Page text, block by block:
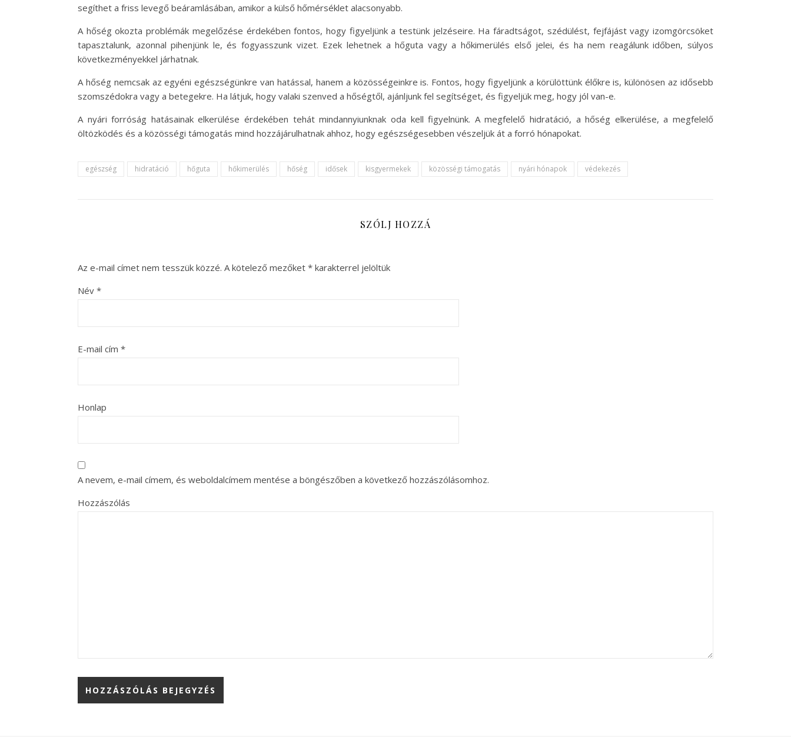
segíthet a friss levegő beáramlásában, amikor a külső hőmérséklet alacsonyabb.
A hőség okozta problémák megelőzése érdekében fontos, hogy figyeljünk a testünk jelzéseire. Ha fáradtságot, szédülést, fejfájást vagy izomgörcsöket
tapasztalunk, azonnal pihenjünk le, és fogyasszunk vizet. Ezek lehetnek a hőguta vagy a hőkimerülés első jelei, és ha nem reagálunk időben, súlyos
következményekkel járhatnak.
A hőség nemcsak az egyéni egészségünkre van hatással, hanem a közösségeinkre is. Fontos, hogy figyeljünk a körülöttünk élőkre is, különösen az idősebb
szomszédokra vagy a betegekre. Ha látjuk, hogy valaki szenved a hőségtől, ajánljunk fel segítséget, és figyeljük meg, hogy jól van-e.
A nyári forróság hatásainak elkerülése érdekében tehát mindannyiunknak oda kell figyelnünk. A megfelelő hidratáció, a hőség elkerülése, a megfelelő
öltözködés és a közösségi támogatás mind hozzájárulhatnak ahhoz, hogy egészségesebben vészeljük át a forró hónapokat.
egészség hidratáció hőguta hőkimerülés hőség idősek kisgyermekek közösségi támogatás nyári hónapok védekezés
SZÓLJ HOZZÁ
Az e-mail címet nem tesszük közzé. A kötelező mezőket * karakterrel jelöltük
Név *
E-mail cím *
Honlap
A nevem, e-mail címem, és weboldalcímem mentése a böngészőben a következő hozzászólásomhoz.
Hozzászólás